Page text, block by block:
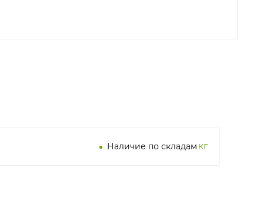
Наличие по складам кг